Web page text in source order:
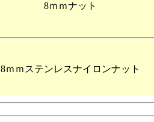
8ｍｍナット
8ｍｍステンレスナイロンナット